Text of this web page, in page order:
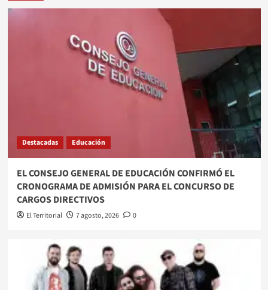
Destacadas Educación
EL CONSEJO GENERAL DE EDUCACIÓN CONFIRMÓ EL
CRONOGRAMA DE ADMISIÓN PARA EL CONCURSO DE
CARGOS DIRECTIVOS
El Territorial 7 agosto, 2026 0